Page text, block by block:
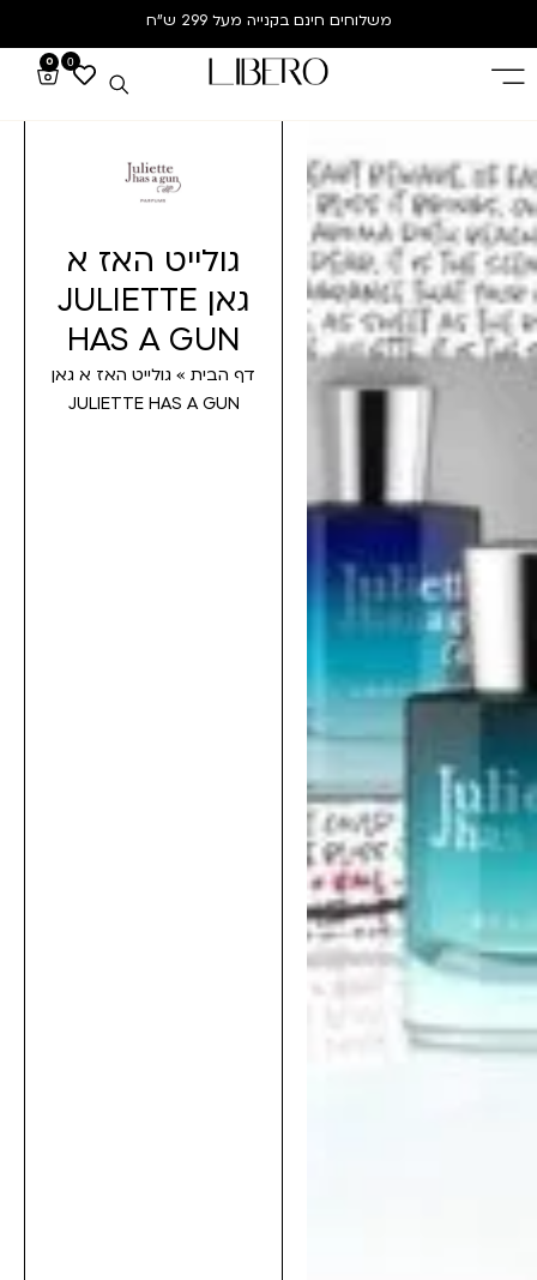
משלוחים חינם בקנייה מעל 299 ש”ח
0
גולייט האז א
גאן JULIETTE
HAS A GUN
דף הבית»גולייט האז א גאן
JULIETTE HAS A GUN